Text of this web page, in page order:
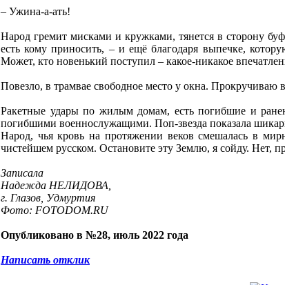
– Ужина-а-ать!
Народ гремит мисками и кружками, тянется в сторону
есть кому приносить, – и ещё благодаря выпечке,
Может, кто новенький поступил – какое-никакое
Повезло, в трамвае свободное место у окна. Прокручиваю
Ракетные удары по жилым домам, есть погибшие и
погибшими военнослужащими. Поп-звезда показала
Народ, чья кровь на протяжении веков смешалась в
чистейшем русском. Остановите эту Землю, я сойду. Нет,
Записала
Надежда НЕЛИДОВА,
г. Глазов, Удмуртия
Фото: FOTODOM.RU
Опубликовано в №28, июль 2022 года
Написать отклик